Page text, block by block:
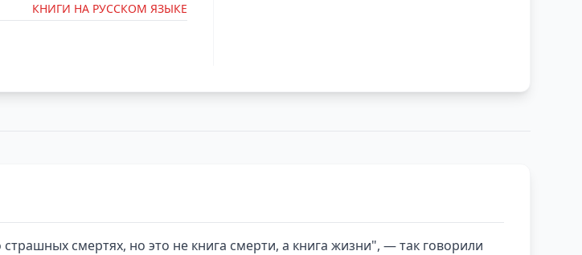
КНИГИ НА РУССКОМ ЯЗЫКЕ
смертях, но это не книга смерти, а книга жизни", — так говорили